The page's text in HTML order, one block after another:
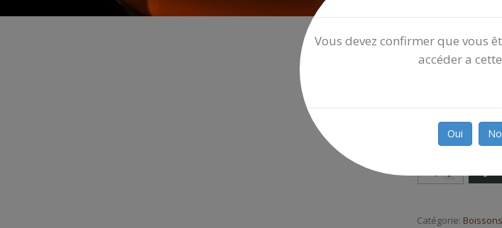
CAPRI SUN
0.70 €
Catégorie: Boissons
Vous devez confirmer que vous
accéder a
Oui